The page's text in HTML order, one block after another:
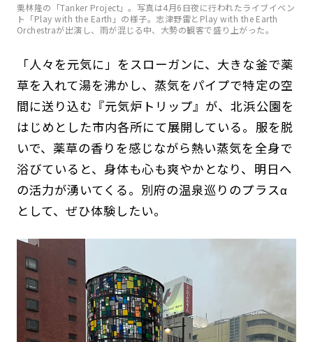
栗林隆の「Tanker Project」。写真は4月6日夜に行われたライブイベン
ト「Play with the Earth」の様子。志津野雷とPlay with the Earth
Orchestraが出演し、雨が混じる中、大勢の観客で盛り上がった。
「人々を元気に」をスローガンに、大きな釜で薬
草を入れて湯を沸かし、蒸気をパイプで特定の空
間に送り込む『元気炉トリップ』が、北浜公園を
はじめとした市内各所にて展開している。服を脱
いで、薬草の香りを感じながら熱い蒸気を全身で
浴びていると、身体も心も爽やかとなり、明日へ
の活力が湧いてくる。別府の温泉巡りのプラスα
として、ぜひ体験したい。